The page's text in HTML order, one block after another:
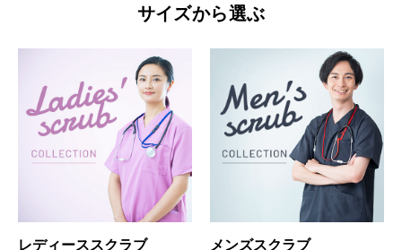
サイズから選ぶ
レディーススクラブ メンズスクラブ